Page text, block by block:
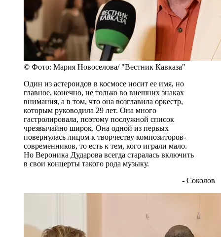
© Фото: Мария Новоселова/ "Вестник Кавказа"
Один из астероидов в космосе носит ее имя, но
главное, конечно, не только во внешних знаках
внимания, а в том, что она возглавила оркестр,
которым руководила 29 лет. Она много
гастролировала, поэтому послужной список
чрезвычайно широк. Она одной из первых
повернулась лицом к творчеству композиторов-
современников, то есть к тем, кого играли мало.
Но Вероника Дударова всегда старалась включить
в свои концерты такого рода музыку.
- Соколов